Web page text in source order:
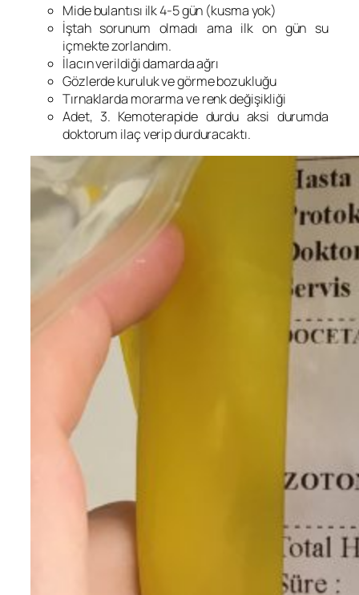
Mide bulantısı ilk 4-5 gün (kusma yok)
İştah sorunum olmadı ama ilk on gün su
içmekte zorlandım.
İlacın verildiği damarda ağrı
Gözlerde kuruluk ve görme bozukluğu
Tırnaklarda morarma ve renk değişikliği
Adet, 3. Kemoterapide durdu aksi durumda
doktorum ilaç verip durduracaktı.